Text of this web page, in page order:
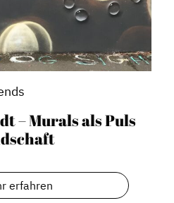
– Murals als Puls
erfahren